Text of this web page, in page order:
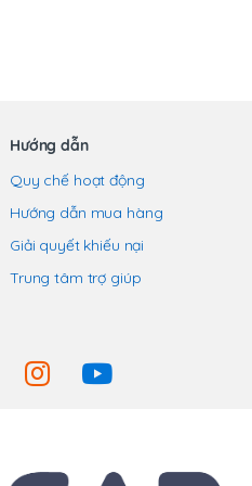
Hướng dẫn
Quy chế hoạt động
Hướng dẫn mua hàng
Giải quyết khiếu nại
Trung tâm trợ giúp